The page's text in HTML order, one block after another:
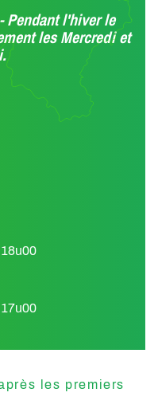
Pendant l'hiver le
les Mercredi et
les premiers